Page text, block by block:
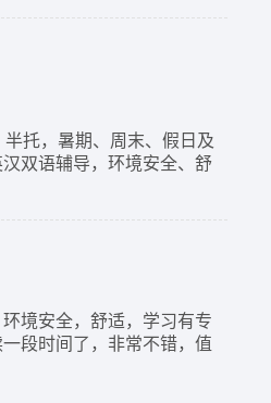
托，暑期、周末、假日及
双语辅导，环境安全、舒
境安全，舒适，学习有专
段时间了，非常不错，值